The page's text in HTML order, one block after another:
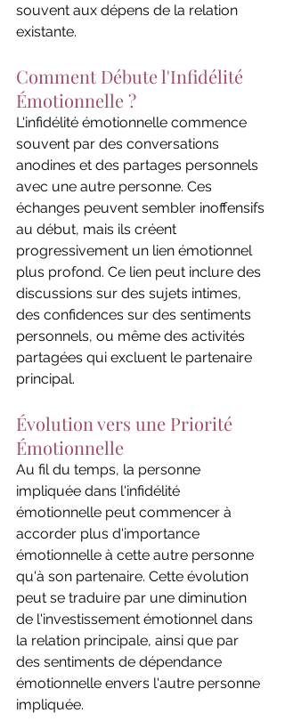
souvent aux dépens de la relation
existante.
Comment Débute l'Infidélité
Émotionnelle ?
L'infidélité émotionnelle commence
souvent par des conversations
anodines et des partages personnels
avec une autre personne. Ces
échanges peuvent sembler inoffensifs
au début, mais ils créent
progressivement un lien émotionnel
plus profond. Ce lien peut inclure des
discussions sur des sujets intimes,
des confidences sur des sentiments
personnels, ou même des activités
partagées qui excluent le partenaire
principal.
Évolution vers une Priorité
Émotionnelle
Au fil du temps, la personne
impliquée dans l'infidélité
émotionnelle peut commencer à
accorder plus d'importance
émotionnelle à cette autre personne
qu'à son partenaire. Cette évolution
peut se traduire par une diminution
de l'investissement émotionnel dans
la relation principale, ainsi que par
des sentiments de dépendance
émotionnelle envers l'autre personne
impliquée.